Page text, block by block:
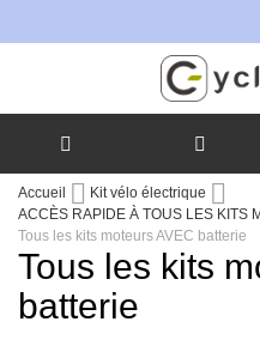
Allez
au
contenu
Accueil
Kit vélo électrique
ACCÈS RAPIDE À TOUS LES KITS
Tous les kits moteurs AVEC batterie
Tous les kits
batterie